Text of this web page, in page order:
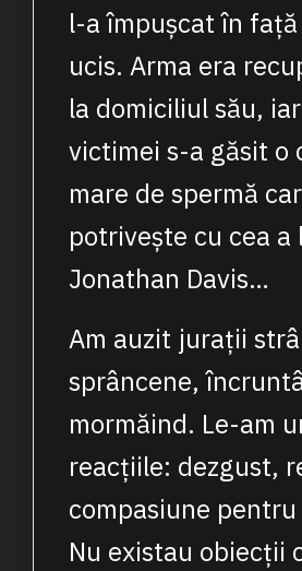
l-a împușcat în
ucis. Arma era
la domiciliul său,
victimei s-a găsit o
mare de spermă
potrivește cu cea a
Jonathan Davis…
Am auzit jurații
sprâncene,
mormăind. Le-am
reacțiile: dezgust,
compasiune
Nu existau obiecții